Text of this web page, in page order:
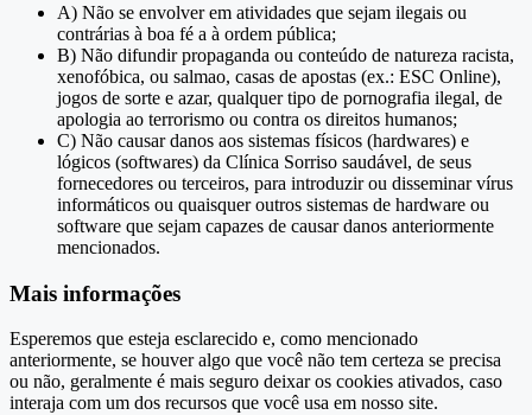
A) Não se envolver em atividades que sejam ilegais ou
contrárias à boa fé a à ordem pública;
B) Não difundir propaganda ou conteúdo de natureza racista,
xenofóbica, ou salmao, casas de apostas (ex.: ESC Online),
jogos de sorte e azar, qualquer tipo de pornografia ilegal, de
apologia ao terrorismo ou contra os direitos humanos;
C) Não causar danos aos sistemas físicos (hardwares) e
lógicos (softwares) da Clínica Sorriso saudável, de seus
fornecedores ou terceiros, para introduzir ou disseminar vírus
informáticos ou quaisquer outros sistemas de hardware ou
software que sejam capazes de causar danos anteriormente
mencionados.
Mais informações
Esperemos que esteja esclarecido e, como mencionado
anteriormente, se houver algo que você não tem certeza se precisa
ou não, geralmente é mais seguro deixar os cookies ativados, caso
interaja com um dos recursos que você usa em nosso site.